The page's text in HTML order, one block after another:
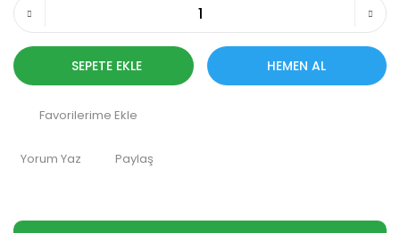
SEPETE EKLE HEMEN AL
Yorum Yaz Paylaş